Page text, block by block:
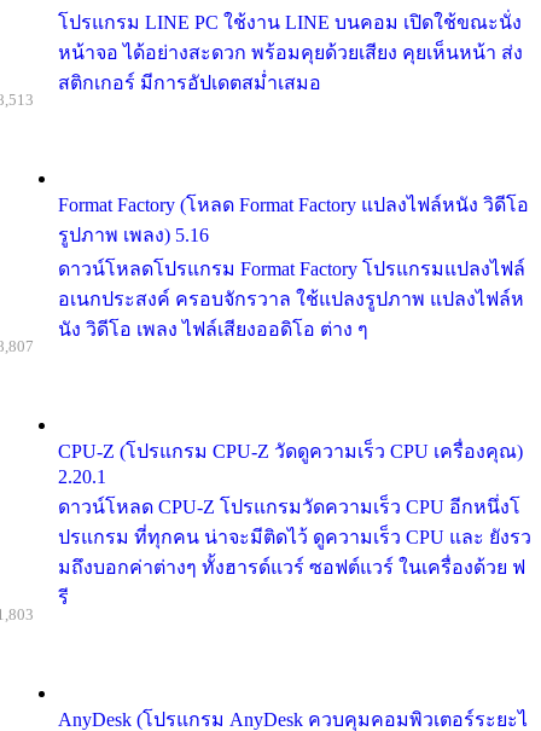
โปรแกรม LINE PC ใช้งาน LINE บนคอม เปิดใช้ขณะนั่ง
หน้าจอ ได้อย่างสะดวก พร้อมคุยด้วยเสียง คุยเห็นหน้า ส่ง
สติกเกอร์ มีการอัปเดตสม่ำเสมอ
Format Factory (โหลด Format Factory แปลงไฟล์หนัง วิดีโอ
รูปภาพ เพลง) 5.16
ดาวน์โหลดโปรแกรม Format Factory โปรแกรมแปลงไฟล์
อเนกประสงค์ ครอบจักรวาล ใช้แปลงรูปภาพ แปลงไฟล์ห
นัง วิดีโอ เพลง ไฟล์เสียงออดิโอ ต่าง ๆ
CPU-Z (โปรแกรม CPU-Z วัดดูความเร็ว CPU เครื่องคุณ)
2.20.1
ดาวน์โหลด CPU-Z โปรแกรมวัดความเร็ว CPU อีกหนึ่งโ
ปรแกรม ที่ทุกคน น่าจะมีติดไว้ ดูความเร็ว CPU และ ยังรว
มถึงบอกค่าต่างๆ ทั้งฮารด์แวร์ ซอฟต์แวร์ ในเครื่องด้วย ฟ
รี
AnyDesk (โปรแกรม AnyDesk ควบคุมคอมพิวเตอร์ระยะไ